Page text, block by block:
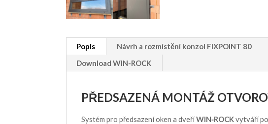
Popis Návrh a rozmístění konzol FIXPOINT 80
Download WIN-ROCK
PŘEDSAZENÁ MONTÁŽ
Systém pro předsazení oken a dveříWIN‑ROCKvytváří